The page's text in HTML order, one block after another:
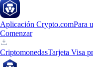
Aplicación Crypto.comPara
Comenzar
CriptomonedasTarjeta Visa